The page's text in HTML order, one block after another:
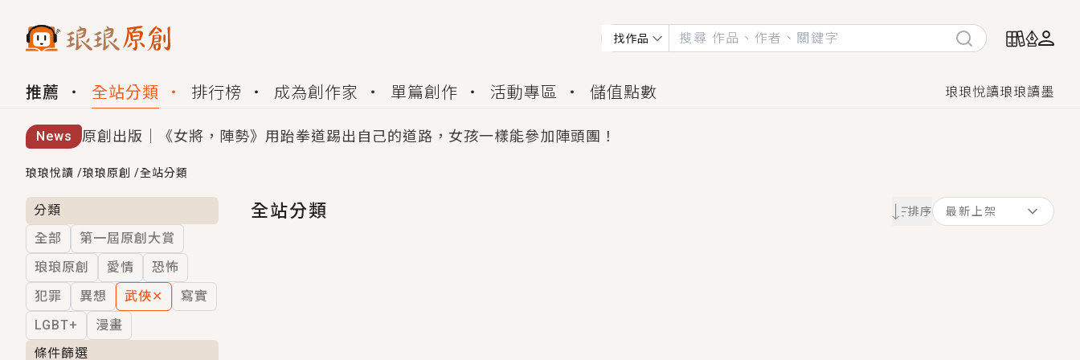
找作品
推薦 全站分類 排行榜 成為創作家 單篇創作 活動專區 儲值點數 琅琅悅讀琅琅讀墨
News 原創出版｜《女將，陣勢》用跆拳道踢出自己的道路，女孩一樣能參加陣頭團！
創,作家招募｜華文小說創作首選！有機會獲得豐富廣宣資源、專屬服務與獨享福利！
小編心動書單｜《離婚你提的，二婚嫁大佬，你哭什麼？》追妻火葬場！前夫失憶移情別戀，她頭也不回找新歡，他居然還後悔了？
GL｜《夏日與檸檬與重疊世界》炎熱的夏日、檸檬的香氣、互相愛慕的兩位少女，今夏最推純愛GL漫畫！
BL｜《費洛蒙中毒》救命！特殊費洛蒙體質世界觀，無法抗拒的吸引力，已中毒Σ>―(〃°ω°〃)♡→
OMG你嚇到我了｜《陰陽鬼店》上班族買了房子模型，但現實中買下的竟是屬於他的停屍櫃？！
言情｜《國語推行員》每個人心中都有一個連自己也無法改變的永恆， 他的一生將不由自主追逐著她……
琅琅悅讀 /琅琅原創 /全站分類
分類
全部
第一屆原創大賞
琅琅原創
愛情
恐怖
犯罪
異想 武俠✕
寫實
LGBT+
漫畫
條件篩選
全站分類 排序 最新上架